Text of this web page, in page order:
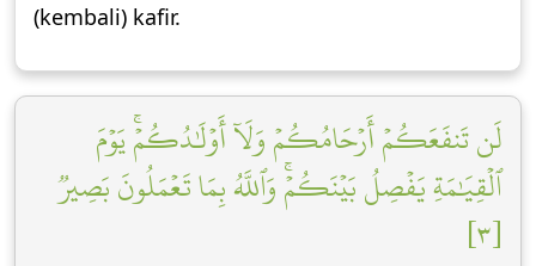
(kembali) kafir.
لَن تَنفَعَكُمۡ أَرۡحَامُكُمۡ وَلَآ أَوۡلَٰدُكُمۡۚ يَوۡمَ
ٱلۡقِيَٰمَةِ يَفۡصِلُ بَيۡنَكُمۡۚ وَٱللَّهُ بِمَا تَعۡمَلُونَ بَصِيرٞ
[٣]